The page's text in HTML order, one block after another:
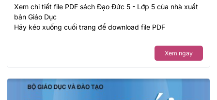
Xem chi tiết file PDF sách Đạo Đức 5 - Lớp 5 của nhà xuất
bản Giáo Dục
Hãy kéo xuống cuối trang để download file PDF
Xem ngay